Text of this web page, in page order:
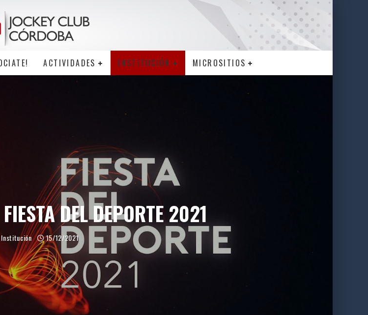
ACTIVIDADES INSTITUCIÓN MICROSITIOS
DEL DEPORTE 2021
Institución 15/12/2021